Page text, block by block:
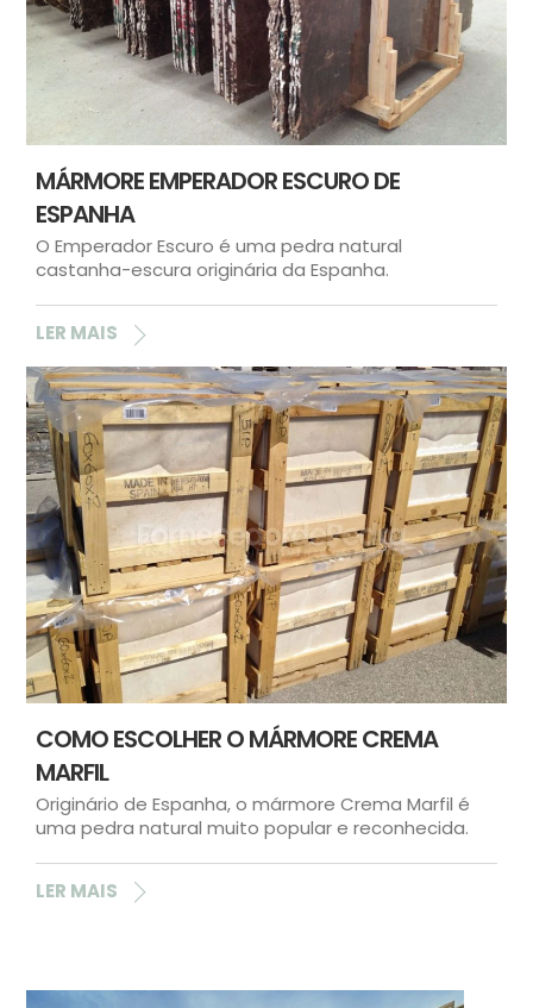
MÁRMORE EMPERADOR ESCURO DE
ESPANHA
O Emperador Escuro é uma pedra natural
castanha-escura originária da Espanha.
LER MAIS
COMO ESCOLHER O MÁRMORE CREMA
MARFIL
Originário de Espanha, o mármore Crema Marfil é
uma pedra natural muito popular e reconhecida.
LER MAIS